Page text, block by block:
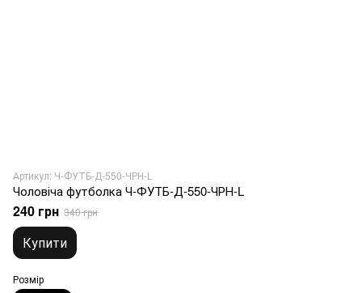
Артикул: Ч-ФУТБ-Д-550-ЧРН-L
Чоловіча футболка Ч-ФУТБ-Д-550-ЧРН-L
240 грн 340 грн
Купити
Розмір